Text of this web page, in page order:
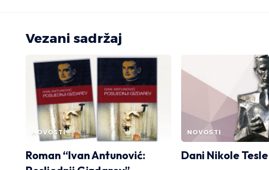
Vezani sadržaj
NOVOSTI
Roman “Ivan Antunović:
NOVOSTI
Dani Nikole Tesle